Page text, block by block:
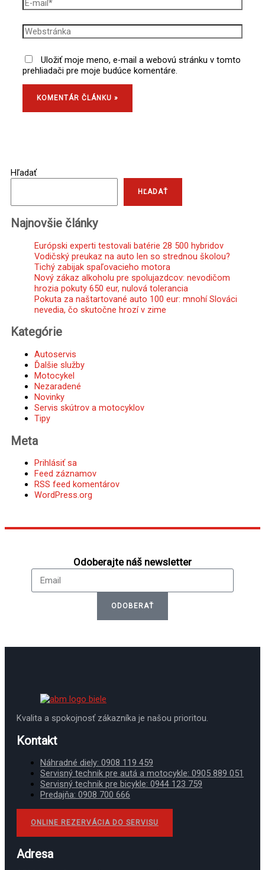
Uložiť moje meno, e-mail a webovú stránku v tomto
prehliadači pre moje budúce komentáre.
Hľadať
HĽADAŤ
Najnovšie články
Európski experti testovali batérie 28 500 hybridov
Vodičský preukaz na auto len so strednou školou?
Tichý zabijak spaľovacieho motora
Nový zákaz alkoholu pre spolujazdcov: nevodičom
hrozia pokuty 650 eur, nulová tolerancia
Pokuta za naštartované auto 100 eur: mnohí Slováci
nevedia, čo skutočne hrozí v zime
Kategórie
Autoservis
Ďalšie služby
Motocykel
Nezaradené
Novinky
Servis skútrov a motocyklov
Tipy
Meta
Prihlásiť sa
Feed záznamov
RSS feed komentárov
WordPress.org
Odoberajte náš newsletter
Email
ODOBERAŤ
Kvalita a spokojnosť zákazníka je našou prioritou.
Kontakt
Náhradné diely: 0908 119 459
Servisný technik pre autá a motocykle: 0905 889 051
Servisný technik pre bicykle: 0944 123 759
Predajňa: 0908 700 666
ONLINE REZERVÁCIA DO SERVISU
Adresa